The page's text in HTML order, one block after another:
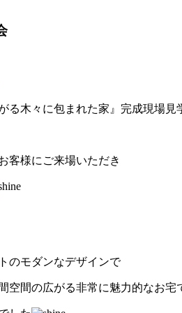
る木々に包まれた家』完成現場見
客様にご来場いただき
のモダンなデザインで
空間の広がる非常に魅力的なお宅